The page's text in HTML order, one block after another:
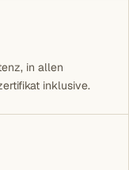
in allen
inklusive.